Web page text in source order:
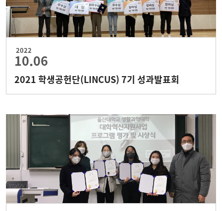
2022
10.06
2021 학생공헌단(LINCUS) 7기 성과발표회